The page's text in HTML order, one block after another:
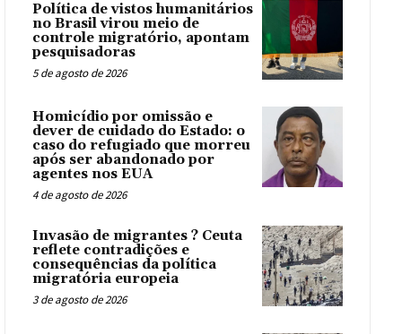
Política de vistos humanitários
no Brasil virou meio de
controle migratório, apontam
pesquisadoras
5 de agosto de 2026
Homicídio por omissão e
dever de cuidado do Estado: o
caso do refugiado que morreu
após ser abandonado por
agentes nos EUA
4 de agosto de 2026
Invasão de migrantes ? Ceuta
reflete contradições e
consequências da política
migratória europeia
3 de agosto de 2026